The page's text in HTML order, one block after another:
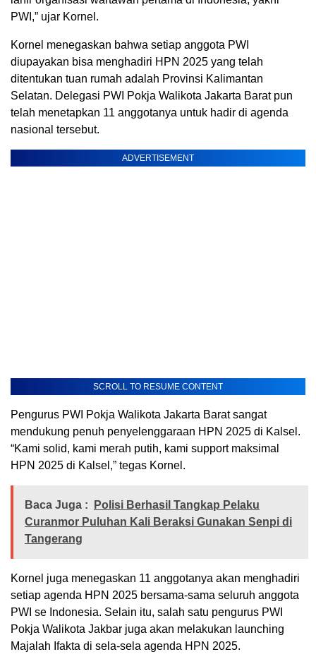
PWI,” ujar Kornel.
Kornel menegaskan bahwa setiap anggota PWI
diupayakan bisa menghadiri HPN 2025 yang telah
ditentukan tuan rumah adalah Provinsi Kalimantan
Selatan. Delegasi PWI Pokja Walikota Jakarta Barat pun
telah menetapkan 11 anggotanya untuk hadir di agenda
nasional tersebut.
ADVERTISEMENT
SCROLL TO RESUME CONTENT
Pengurus PWI Pokja Walikota Jakarta Barat sangat
mendukung penuh penyelenggaraan HPN 2025 di Kalsel.
“Kami solid, kami merah putih, kami support maksimal
HPN 2025 di Kalsel,” tegas Kornel.
Baca Juga :
Polisi Berhasil Tangkap Pelaku
Curanmor Puluhan Kali Beraksi Gunakan Senpi di
Tangerang
Kornel juga menegaskan 11 anggotanya akan menghadiri
setiap agenda HPN 2025 bersama-sama seluruh anggota
PWI se Indonesia. Selain itu, salah satu pengurus PWI
Pokja Walikota Jakbar juga akan melakukan launching
Majalah Ifakta di sela-sela agenda HPN 2025.